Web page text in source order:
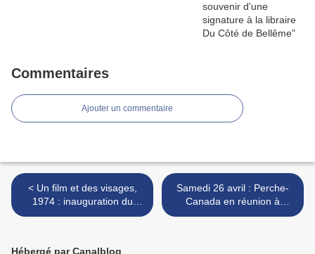
Commentaires
Ajouter un commentaire
< Un film et des visages,
1974 : inauguration du
Musée des Arts et
Samedi 26 avril : Perche-
Canada en réunion à
Réveillon, patrie des Giroux
Hébergé par Canalblog